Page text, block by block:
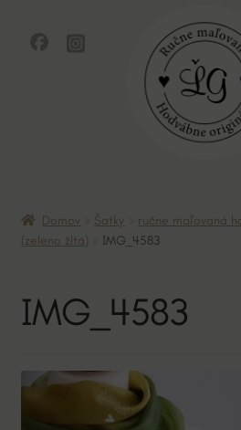
Obchod
O hodvábe
Kontakt
Domov Šatky
ručne maľovaná
(zeleno žltá)
IMG_4583
IMG_4583